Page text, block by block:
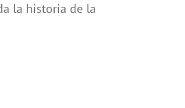
la historia de la